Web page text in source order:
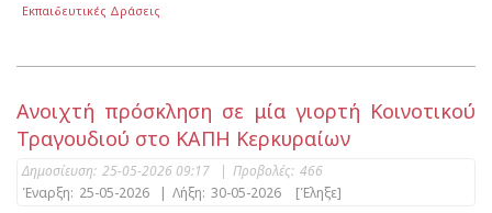
Εκπαιδευτικές Δράσεις
Ανοιχτή πρόσκληση σε μία γιορτή Κοινοτικού
Τραγουδιού στο ΚΑΠΗ Κερκυραίων
Δημοσίευση: 25-05-2026 09:17 | Προβολές: 466
Έναρξη: 25-05-2026 | Λήξη: 30-05-2026 [Έληξε]